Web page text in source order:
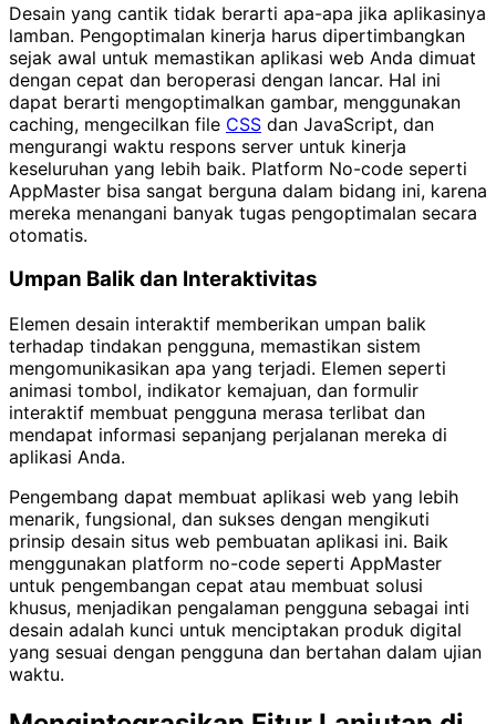
Desain yang cantik tidak berarti apa-apa jika aplikasinya
lamban. Pengoptimalan kinerja harus dipertimbangkan
sejak awal untuk memastikan aplikasi web Anda dimuat
dengan cepat dan beroperasi dengan lancar. Hal ini
dapat berarti mengoptimalkan gambar, menggunakan
caching, mengecilkan file CSS dan JavaScript, dan
mengurangi waktu respons server untuk kinerja
keseluruhan yang lebih baik. Platform No-code seperti
AppMaster bisa sangat berguna dalam bidang ini, karena
mereka menangani banyak tugas pengoptimalan secara
otomatis.
Umpan Balik dan Interaktivitas
Elemen desain interaktif memberikan umpan balik
terhadap tindakan pengguna, memastikan sistem
mengomunikasikan apa yang terjadi. Elemen seperti
animasi tombol, indikator kemajuan, dan formulir
interaktif membuat pengguna merasa terlibat dan
mendapat informasi sepanjang perjalanan mereka di
aplikasi Anda.
Pengembang dapat membuat aplikasi web yang lebih
menarik, fungsional, dan sukses dengan mengikuti
prinsip desain situs web pembuatan aplikasi ini. Baik
menggunakan platform no-code seperti AppMaster
untuk pengembangan cepat atau membuat solusi
khusus, menjadikan pengalaman pengguna sebagai inti
desain adalah kunci untuk menciptakan produk digital
yang sesuai dengan pengguna dan bertahan dalam ujian
waktu.